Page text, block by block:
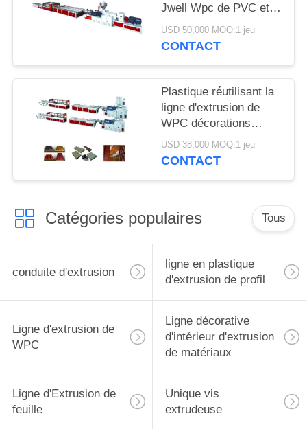
Jwell Wpc de PVC et
isolation phonique
écumante de panneau
USD 50,000 MOQ:1 jeu
CONTACT
Plastique réutilisant la
ligne d'extrusion de
WPC décorations
extérieures de
PE/produit de PE
USD 38,000 MOQ:1 jeu
CONTACT
Catégories populaires Tous
conduite d'extrusion
ligne en plastique
d'extrusion de profil
Ligne d'extrusion de
WPC
Ligne décorative
d'intérieur d'extrusion
de matériaux
Ligne d'Extrusion de
feuille
Unique vis
extrudeuse